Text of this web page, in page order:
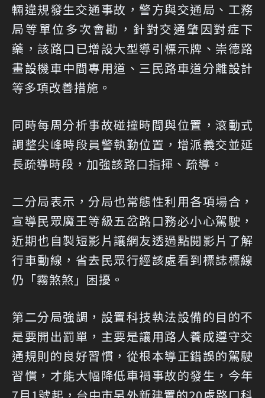
輛違規發生交通事故，警方與交通局、工務
局等單位多次會勘，針對交通肇因對症下
藥，該路口已增設大型導引標示牌、崇德路
畫設機車中間專用道、三民路車道分離設計
等多項改善措施。
同時每周分析事故碰撞時間與位置，滾動式
調整尖峰時段員警執勤位置，增派義交並延
長疏導時段，加強該路口指揮、疏導。
二分局表示，分局也常態性利用各項場合，
宣導民眾魔王等級五岔路口務必小心駕駛，
近期也自製短影片讓網友透過點閱影片了解
行車動線，省去民眾行經該處看到標誌標線
仍「霧煞煞」困擾。
第二分局強調，設置科技執法設備的目的不
是要開出罰單，主要是讓用路人養成遵守交
通規則的良好習慣，從根本導正錯誤的駕駛
習慣，才能大幅降低車禍事故的發生，今年